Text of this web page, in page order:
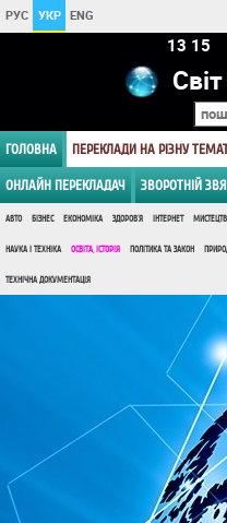
РУС УКР ENG
13:15
ГОЛОВНА ПЕРЕКЛАДИ НА РІЗНУ
ОНЛАЙН ПЕРЕКЛАДАЧ ЗВОРОТНІЙ
АВТО БІЗНЕС ЕКОНОМІКА ЗДОРОВ'Я ІНТЕРНЕТ
НАУКА І ТЕХНІКА ОСВІТА, ІСТОРІЯ ПОЛІТИКА ТА ЗАКОН
ТЕХНІЧНА ДОКУМЕНТАЦІЯ